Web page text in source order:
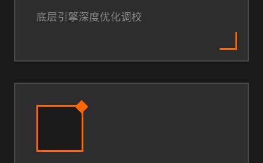
底层引擎深度优化调校